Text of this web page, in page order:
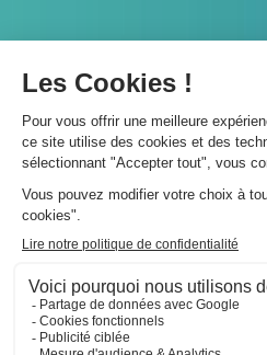
A propos 👇
Suivez-nous 👇
Infos légales 👇